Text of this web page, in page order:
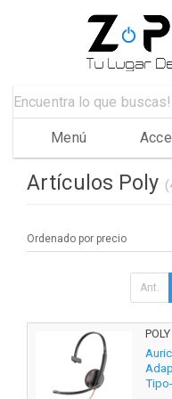
Menú
Artículos Poly
Ant.